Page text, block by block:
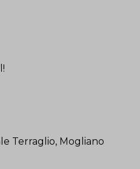
Terraglio, Mogliano